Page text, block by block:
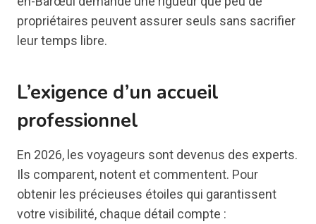
propriétaires peuvent assurer seuls sans sacrifier
leur temps libre.
L’exigence d’un accueil
professionnel
En 2026, les voyageurs sont devenus des experts.
Ils comparent, notent et commentent. Pour
obtenir les précieuses étoiles qui garantissent
votre visibilité, chaque détail compte :